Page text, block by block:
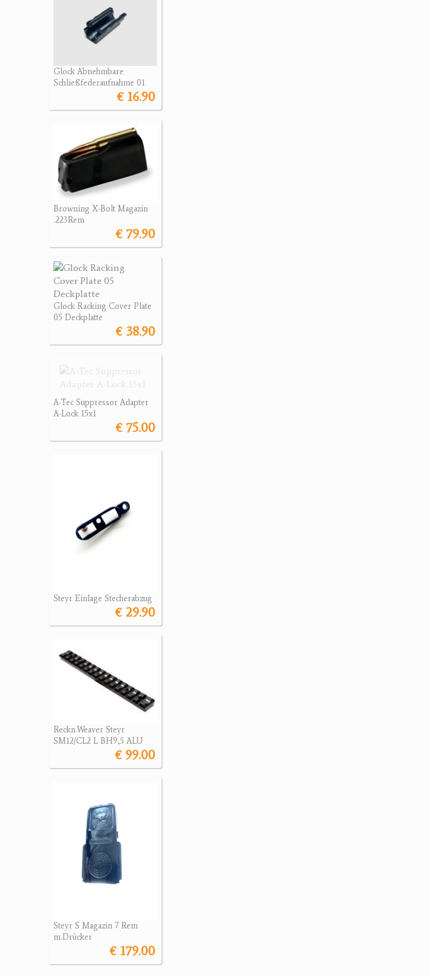
Glock Abnehmbare
Schließfederaufnahme 01
€ 16.90
Browning X-Bolt Magazin
.223Rem
€ 79.90
Glock Racking Cover Plate
05 Deckplatte
€ 38.90
A-Tec Suppressor Adapter
A-Lock 15x1
€ 75.00
Steyr Einlage Stecherabzug
€ 29.90
Reckn.Weaver Steyr
SM12/CL2 L BH9,5 ALU
€ 99.00
Steyr S Magazin 7 Rem
m.Drücker
€ 179.00